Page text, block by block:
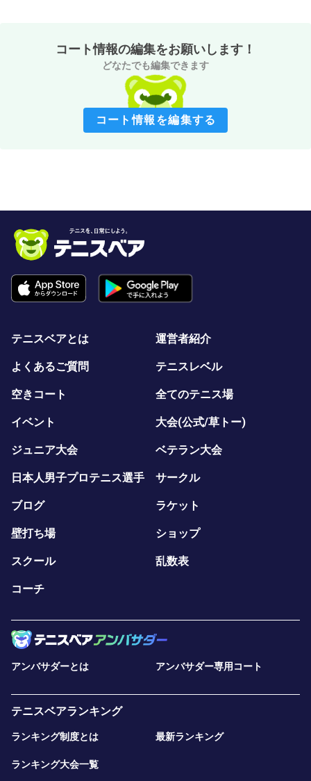
コート情報の編集をお願いします！
どなたでも編集できます
コート情報を編集する
テニスベアとは 運営者紹介
よくあるご質問 テニスレベル
空きコート 全てのテニス場
イベント 大会(公式/草トー)
ジュニア大会 ベテラン大会
日本人男子プロテニス選手 サークル
ブログ ラケット
壁打ち場 ショップ
スクール 乱数表
コーチ
アンバサダーとは アンバサダー専用コート
テニスベアランキング
ランキング制度とは 最新ランキング
ランキング大会一覧